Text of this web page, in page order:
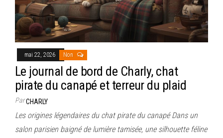
mai 22, 2026 Non
Le journal de bord de Charly, chat
pirate du canapé et terreur du plaid
ParCHARLY
Les origines légendaires du chat pirate du canapé Dans un
salon parisien baigné de lumière tamisée, une silhouette féline